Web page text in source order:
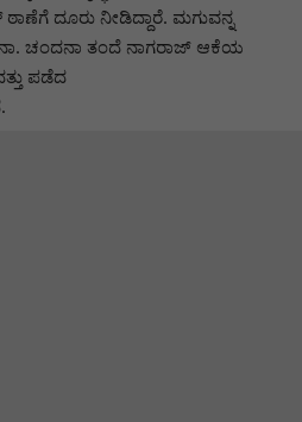
ದೂರು ನೀಡಿದ್ದಾರೆ. ಮಗುವನ್ನ
ಚಂದನಾ ತಂದೆ ನಾಗರಾಜ್ ಆಕೆಯ
ಪಡೆದ